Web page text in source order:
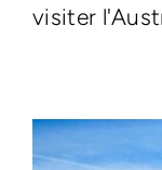
visiter